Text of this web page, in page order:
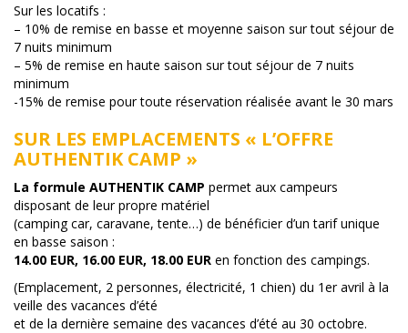
Sur les locatifs :
– 10% de remise en basse et moyenne saison sur tout séjour de
7 nuits minimum
– 5% de remise en haute saison sur tout séjour de 7 nuits
minimum
-15% de remise pour toute réservation réalisée avant le 30 mars
SUR LES EMPLACEMENTS « L’OFFRE
AUTHENTIK CAMP »
La formule AUTHENTIK CAMP permet aux campeurs
disposant de leur propre matériel
(camping car, caravane, tente…) de bénéficier d’un tarif unique
en basse saison :
14.00 EUR, 16.00 EUR, 18.00 EUR en fonction des campings.
(Emplacement, 2 personnes, électricité, 1 chien) du 1er avril à la
veille des vacances d’été
et de la dernière semaine des vacances d’été au 30 octobre.